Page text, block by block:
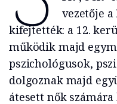
vezetője
kifejtették: a 12.
működik majd
pszichológusok,
dolgoznak majd
átesett nők